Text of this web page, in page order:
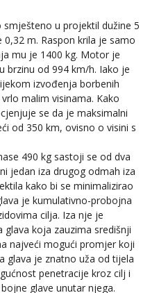
u projektil dužine 5
m. Raspon krila je samo
mu je 1400 kg. Motor je
brzinu od 994 km/h. Iako je
izvođenja borbenih
malim visinama. Kako
se da je maksimalni
od 350 km, ovisno o visini s
490 kg sastoji se od dva
jedan iza drugog odmah iza
kako bi se minimalizirao
je kumulativno-probojna
cilja. Iza nje je
glava koja zauzima središnji
najveći mogući promjer koji
glava je znatno uža od tijela
penetracije kroz cilj i
glave unutar njega.